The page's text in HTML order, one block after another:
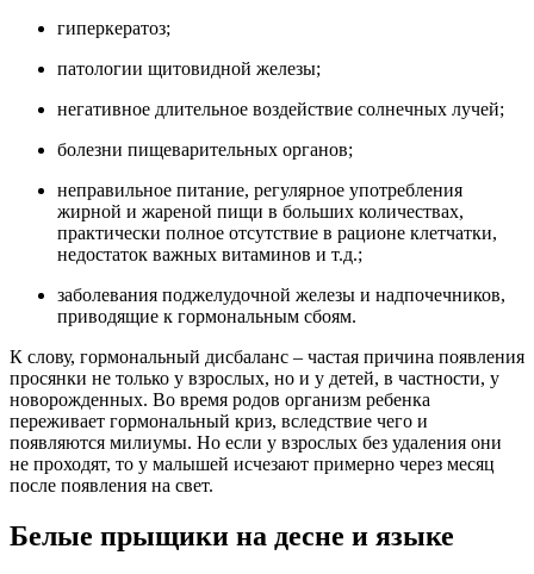
гиперкератоз;
патологии щитовидной железы;
негативное длительное воздействие солнечных лучей;
болезни пищеварительных органов;
неправильное питание, регулярное употребления
жирной и жареной пищи в больших количествах,
практически полное отсутствие в рационе клетчатки,
недостаток важных витаминов и т.д.;
заболевания поджелудочной железы и надпочечников,
приводящие к гормональным сбоям.
К слову, гормональный дисбаланс – частая причина появления
просянки не только у взрослых, но и у детей, в частности, у
новорожденных. Во время родов организм ребенка
переживает гормональный криз, вследствие чего и
появляются милиумы. Но если у взрослых без удаления они
не проходят, то у малышей исчезают примерно через месяц
после появления на свет.
Белые прыщики на десне и языке